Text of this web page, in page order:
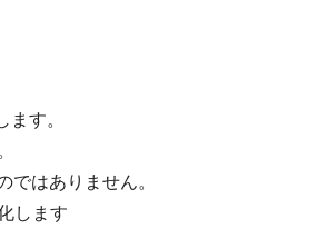
す。
はありません。
します